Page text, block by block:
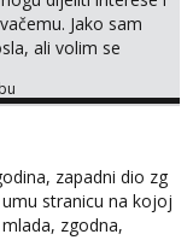
- atraktivno i
Jako sam
ali volim se
da se nemoram
te!
zapadni dio zg
stranicu na kojoj
zgodna,